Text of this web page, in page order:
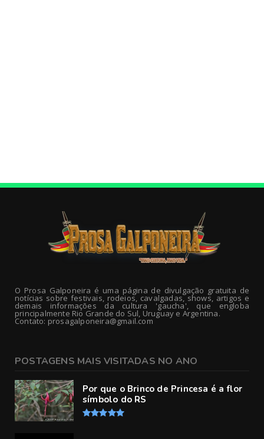
O Prosa Galponeira é uma página de divulgação gratuita de
notícias sobre festivais, rodeios, cavalgadas, shows, artigos e
demais informações da cultura 'gaucha', que engloba
principalmente Rio Grande do Sul, Uruguay e Argentina.
Contato: prosagalponeira@gmail.com
POSTAGENS MAIS VISITADAS NO ANO
Por que o Brinco de Princesa é a flor
símbolo do RS